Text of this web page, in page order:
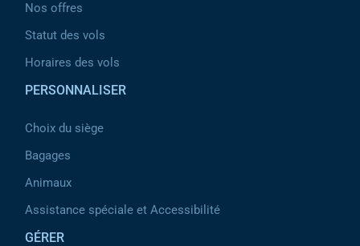
Nos offres
Statut des vols
Horaires des vols
PERSONNALISER
Choix du siège
Bagages
Animaux
Assistance spéciale et Accessibilité
GÉRER